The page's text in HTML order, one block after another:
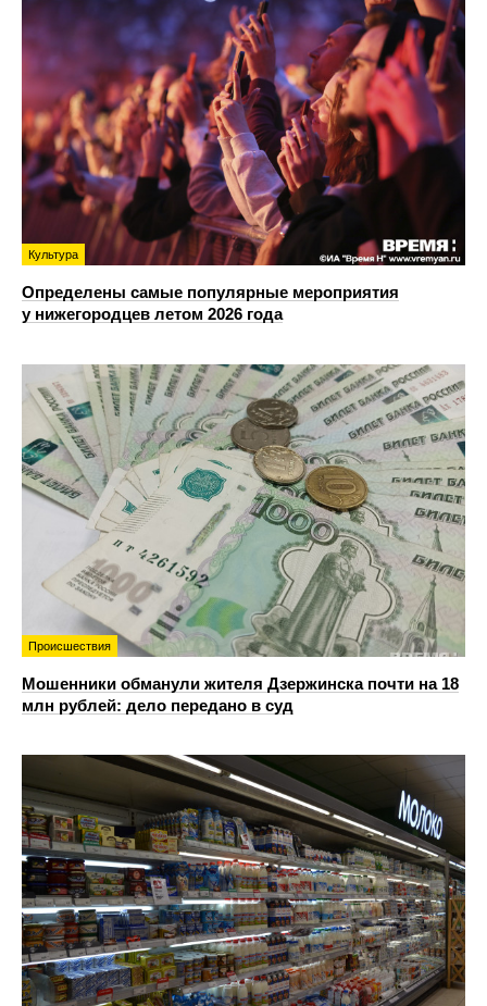
Культура
Определены самые популярные мероприятия
у нижегородцев летом 2026 года
Происшествия
Мошенники обманули жителя Дзержинска почти на 18
млн рублей: дело передано в суд